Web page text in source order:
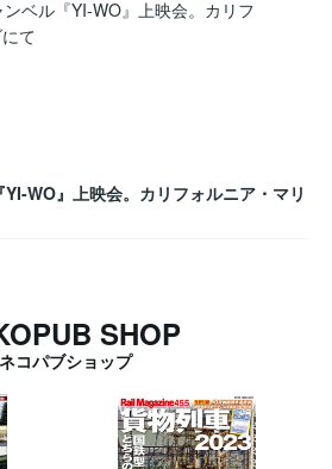
YI-WO』上映会。カリフォルニア・マリ
SHOP
ネコパブショップ